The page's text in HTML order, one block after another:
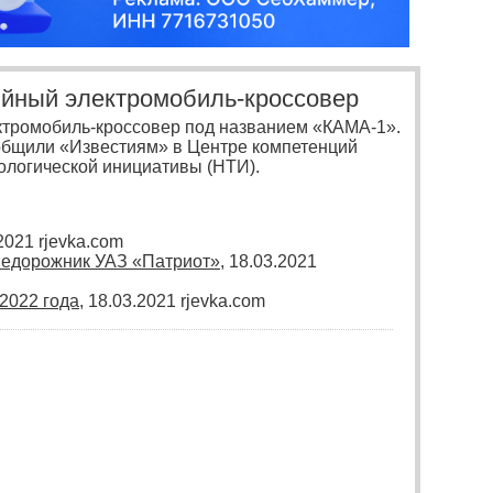
электромобиль-кроссовер
кроссовер под названием «КАМА-1».
«Известиям» в Центре компетенций
инициативы (НТИ).
rjevka.com
УАЗ «Патриот», 18.03.2021
года, 18.03.2021 rjevka.com